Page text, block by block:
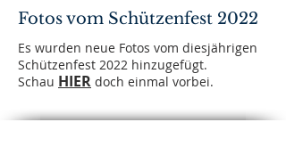
Fotos vom Schützenfest 2022
Es wurden neue Fotos vom diesjährigen
Schützenfest 2022 hinzugefügt.
Schau HIER doch einmal vorbei.